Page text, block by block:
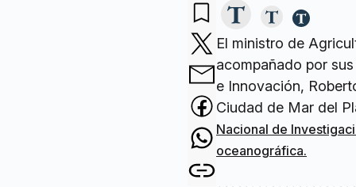
El ministro de
acompañado por
e Innovación,
Ciudad de Mar del
Nacional de
oceanográfica.